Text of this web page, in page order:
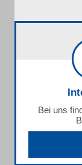
Bei uns